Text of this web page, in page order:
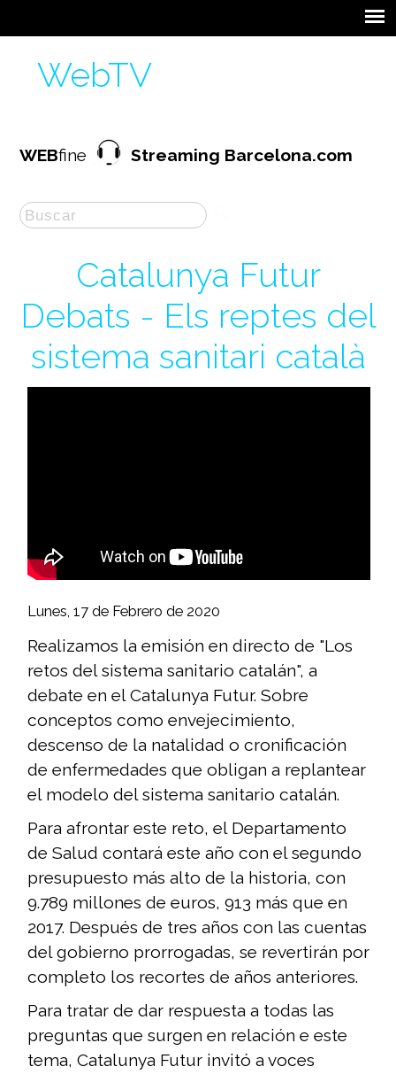
WebTV
WEBfineStreaming Barcelona.com
Catalunya Futur
Debats - Els reptes del
sistema sanitari català
Lunes, 17 de Febrero de 2020
Realizamos la emisión en directo de "Los
retos del sistema sanitario catalán", a
debate en el Catalunya Futur. Sobre
conceptos como envejecimiento,
descenso de la natalidad o cronificación
de enfermedades que obligan a replantear
el modelo del sistema sanitario catalán.
Para afrontar este reto, el Departamento
de Salud contará este año con el segundo
presupuesto más alto de la historia, con
9.789 millones de euros, 913 más que en
2017. Después de tres años con las cuentas
del gobierno prorrogadas, se revertirán por
completo los recortes de años anteriores.
Para tratar de dar respuesta a todas las
preguntas que surgen en relación e este
tema, Catalunya Futur invitó a voces